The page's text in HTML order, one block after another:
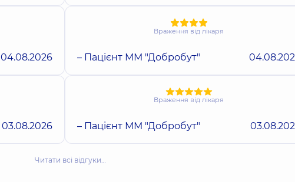
04.08.2026
Враження від лікаря
– Пацієнт ММ "Добробут"
03.08.2026
Враження від лікаря
– Пацієнт ММ "Добробут"
Читати всі відгуки…